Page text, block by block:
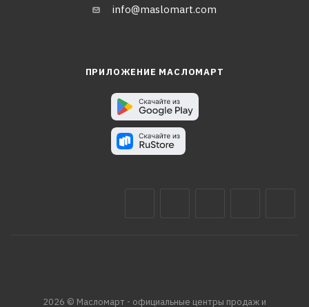
info@maslomart.com
ПРИЛОЖЕНИЕ МАСЛОМАРТ
2026 © Масломарт - официальные центры продаж и